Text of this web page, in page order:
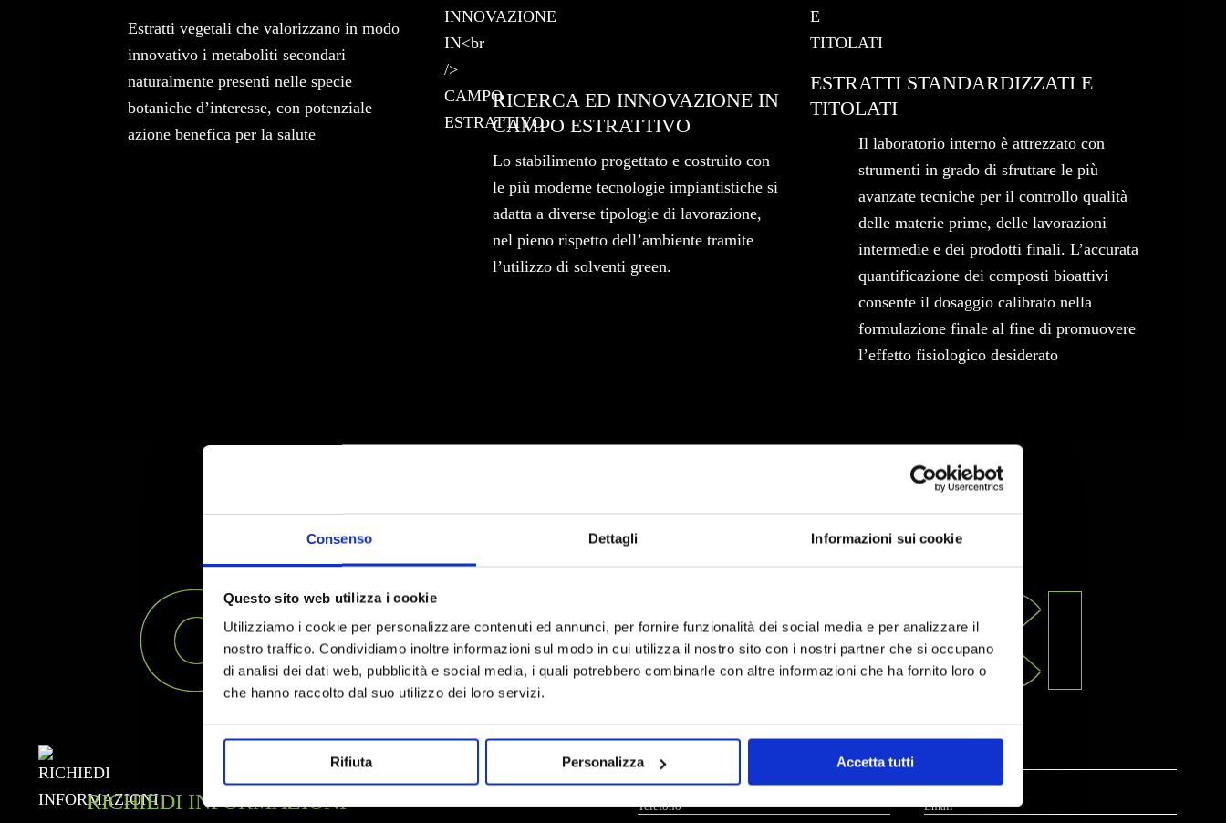
Consenso Dettagli Informazioni sui cookie
Questo sito web utilizza i cookie
Utilizziamo i cookie per personalizzare contenuti ed annunci, per fornire funzionalità dei social media e per analizzare il
nostro traffico. Condividiamo inoltre informazioni sul modo in cui utilizza il nostro sito con i nostri partner che si occupano
di analisi dei dati web, pubblicità e social media, i quali potrebbero combinarle con altre informazioni che ha fornito loro o
che hanno raccolto dal suo utilizzo dei loro servizi.
Rifiuta Personalizza Accetta tutti
Estratti vegetali che valorizzano in modo
innovativo i metaboliti secondari
naturalmente presenti nelle specie
botaniche d’interesse, con potenziale
azione benefica per la salute
RICERCA ED INNOVAZIONE IN
CAMPO ESTRATTIVO
Lo stabilimento progettato e costruito con
le più moderne tecnologie impiantistiche si
adatta a diverse tipologie di lavorazione,
nel pieno rispetto dell’ambiente tramite
l’utilizzo di solventi green.
ESTRATTI STANDARDIZZATI E
TITOLATI
Il laboratorio interno è attrezzato con
strumenti in grado di sfruttare le più
avanzate tecniche per il controllo qualità
delle materie prime, delle lavorazioni
intermedie e dei prodotti finali. L’accurata
quantificazione dei composti bioattivi
consente il dosaggio calibrato nella
formulazione finale al fine di promuovere
l’effetto fisiologico desiderato
CONTATTACI
RICHIEDI INFORMAZIONI